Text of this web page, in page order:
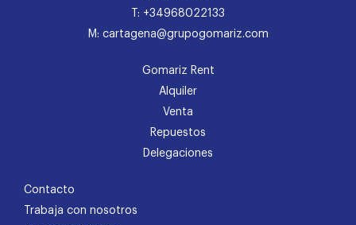
T: +34968022133
M: cartagena@grupogomariz.com
Gomariz Rent
Alquiler
Venta
Repuestos
Delegaciones
Contacto
Trabaja con nosotros